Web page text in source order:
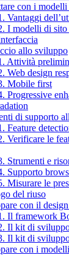
con i
Vantaggi
I modelli di
allo sviluppo
Attività
Web design
Mobile first
Progressive
di supporto
Feature
Verificare le
Strumenti e
Supporto
Misurare le
del riuso
con il
Il framework
Il kit di
Il kit di
con i